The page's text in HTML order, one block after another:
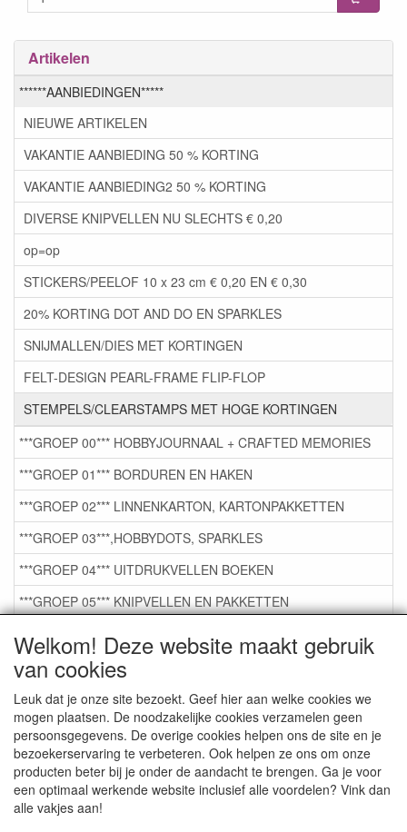
Welkom! Deze website maakt gebruik
van cookies
Leuk dat je onze site bezoekt. Geef hier aan welke cookies we
mogen plaatsen. De noodzakelijke cookies verzamelen geen
persoonsgegevens. De overige cookies helpen ons de site en je
bezoekerservaring te verbeteren. Ook helpen ze ons om onze
producten beter bij je onder de aandacht te brengen. Ga je voor
een optimaal werkende website inclusief alle voordelen? Vink dan
alle vakjes aan!
Artikelen
******AANBIEDINGEN*****
NIEUWE ARTIKELEN
VAKANTIE AANBIEDING 50 % KORTING
VAKANTIE AANBIEDING2 50 % KORTING
DIVERSE KNIPVELLEN NU SLECHTS € 0,20
op=op
STICKERS/PEELOF 10 x 23 cm € 0,20 EN € 0,30
20% KORTING DOT AND DO EN SPARKLES
SNIJMALLEN/DIES MET KORTINGEN
FELT-DESIGN PEARL-FRAME FLIP-FLOP
STEMPELS/CLEARSTAMPS MET HOGE KORTINGEN
***GROEP 00*** HOBBYJOURNAAL + CRAFTED MEMORIES
***GROEP 01*** BORDUREN EN HAKEN
***GROEP 02*** LINNENKARTON, KARTONPAKKETTEN
***GROEP 03***,HOBBYDOTS, SPARKLES
***GROEP 04*** UITDRUKVELLEN BOEKEN
***GROEP 05*** KNIPVELLEN EN PAKKETTEN
***GROEP 06*** TAPE/LIJM SNIJMALLEN STEMPELS
***GROEP 07*** KAARTEN +SCRAP TOEBEHOREN
***GROEP 08*** TEKENEN EN KLEUREN, GELPEN,MARKER
***GROEP 09*** KRALEN EN TOEBEHOREN
***GROEP 10*** WENSKAARTEN MET ENV. €0,75
Service